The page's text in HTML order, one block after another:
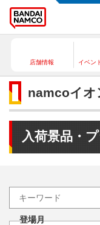
店舗情報 イベン
namcoイオ
入荷景品・
登場月